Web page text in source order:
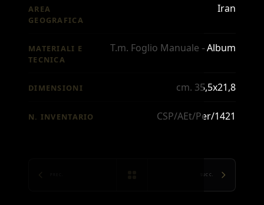
AREA
GEOGRAFICA
Iran
MATERIALI E
TECNICA
T.m. Foglio Manuale - Album
DIMENSIONI cm. 35,5x21,8
N. INVENTARIO CSP/AEt/Per/1421
SUCC.